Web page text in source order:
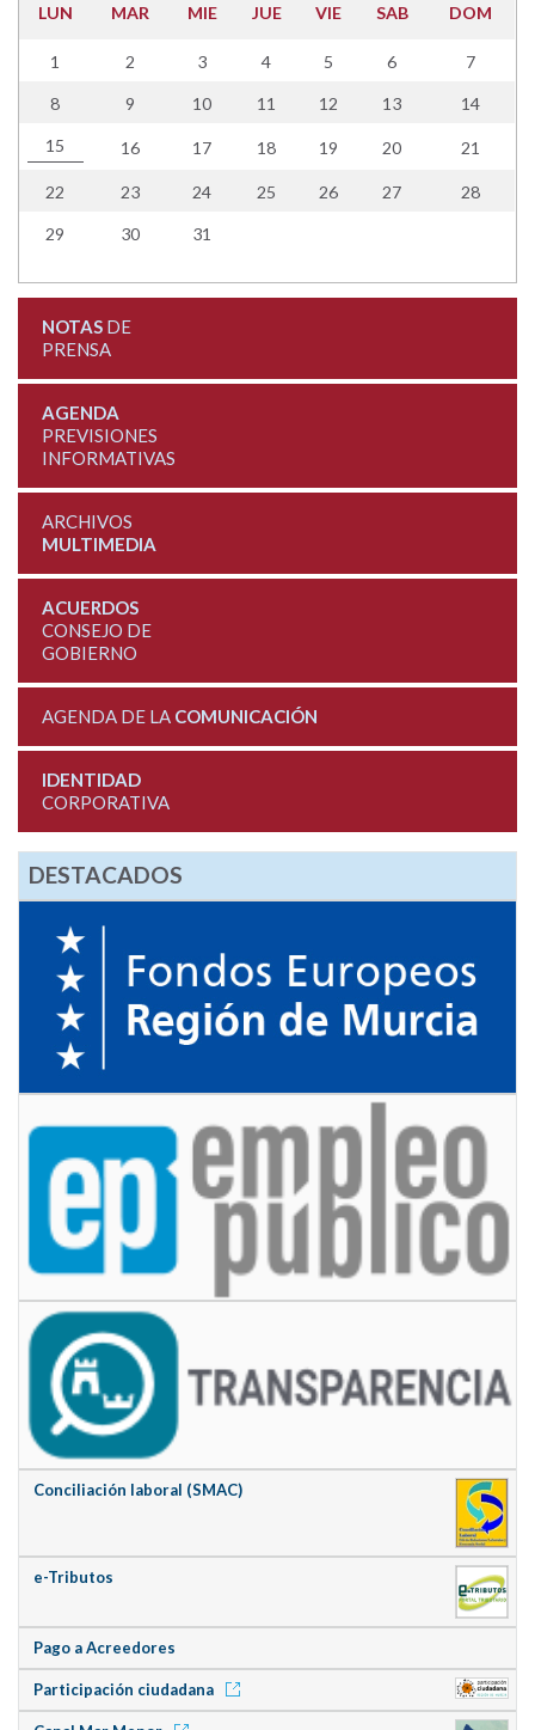
LUN MAR MIE JUE VIE SAB DOM
1 2 3 4 5 6 7
8 9 10 11 12 13 14
15 16 17 18 19 20 21
22 23 24 25 26 27 28
29 30 31
NOTASDE
PRENSA
AGENDA
PREVISIONES
INFORMATIVAS
ARCHIVOS
MULTIMEDIA
ACUERDOS
CONSEJO DE
GOBIERNO
AGENDA DE LA COMUNICACIÓN
IDENTIDAD
CORPORATIVA
DESTACADOS
Conciliación laboral (SMAC)
e-Tributos
Pago a Acreedores
Participación ciudadana